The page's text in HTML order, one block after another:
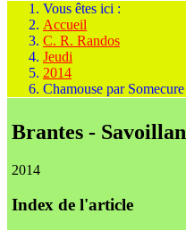
Vous êtes ici :
Accueil
C. R. Randos
Jeudi
2014
Chamouse par Somecure
Brantes - Savoillan
2014
Index de l'article